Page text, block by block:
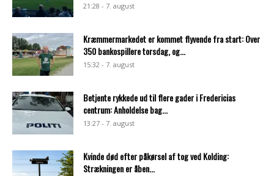
21:28 - 7. august
Kræmmermarkedet er kommet flyvende fra start: Over
350 bankospillere torsdag, og...
15:32 - 7. august
Betjente rykkede ud til flere gader i Fredericias
centrum: Anholdelse bag...
13:27 - 7. august
Kvinde død efter påkørsel af tog ved Kolding:
Strækningen er åben...